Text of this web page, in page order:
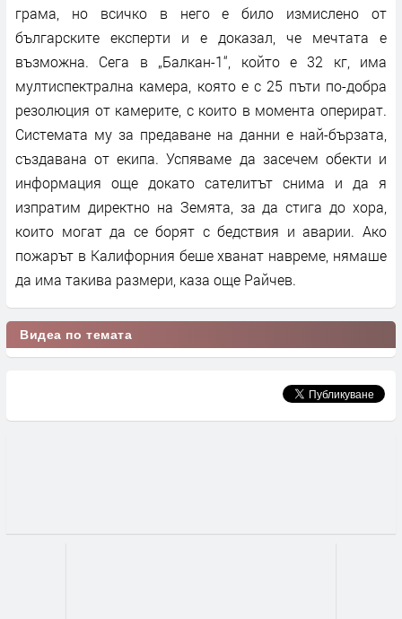
грама, но всичко в него е било измислено от
българските експерти и е доказал, че мечтата е
възможна. Сега в „Балкан-1“, който е 32 кг, има
мултиспектрална камера, която е с 25 пъти по-добра
резолюция от камерите, с които в момента оперират.
Системата му за предаване на данни е най-бързата,
създавана от екипа. Успяваме да засечем обекти и
информация още докато сателитът снима и да я
изпратим директно на Земята, за да стига до хора,
които могат да се борят с бедствия и аварии. Ако
пожарът в Калифорния беше хванат навреме, нямаше
да има такива размери, каза още Райчев.
Видеа по темата